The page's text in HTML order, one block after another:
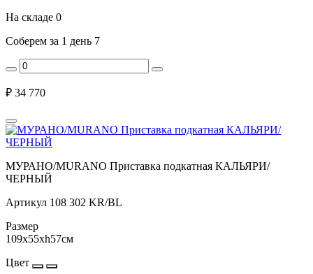
На складе 0
Соберем за 1 день 7
₽ 34 770
МУРАНО/MURANO Приставка подкатная КАЛЬЯРИ/
ЧЕРНЫЙ
Артикул 108 302 KR/BL
Размер
109x55xh57см
Цвет